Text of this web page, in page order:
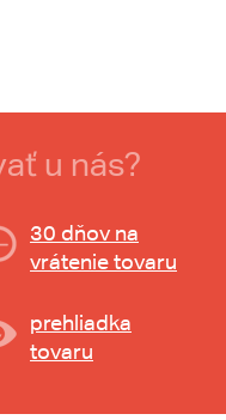
u nás?
30 dňov na
vrátenie tovaru
prehliadka
tovaru